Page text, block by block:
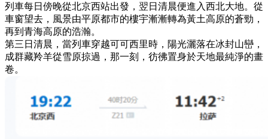
列車每日傍晚從北京西站出發，翌日清晨便進入西北大地。從
車窗望去，風景由平原都市的樓宇漸漸轉為黃土高原的蒼勁，
再到青海高原的浩瀚。
第三日清晨，當列車穿越可可西里時，陽光灑落在冰封山巒，
成群藏羚羊從雪原掠過，那一刻，彷彿置身於天地最純淨的畫
卷。